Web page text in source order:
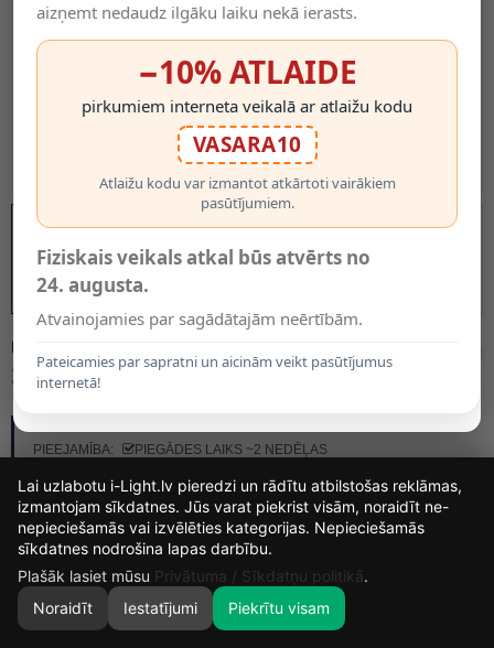
0
MODELIS:
38.55€
PIEEJAMĪBA:
PIEGĀDES LAIKS ~2 NEDĒĻAS
aizņemt nedaudz ilgāku laiku nekā ierasts.
−10% ATLAIDE
pirkumiem interneta veikalā ar atlaižu kodu
VASARA10
Atlaižu kodu var izmantot atkārtoti vairākiem
pasūtījumiem.
Fiziskais veikals atkal būs atvērts no
24. augusta.
Atvainojamies par sagādātajām neērtībām.
Pateicamies par sapratni un aicinām veikt pasūtījumus
internetā!
14
DIENAS
2
STUNDAS
53
MIN.
41
Lai uzlabotu i-Light.lv pieredzi un rādītu atbilstošas reklāmas,
izmantojam sīkdatnes. Jūs varat piekrist visām, noraidīt ne-
nepieciešamās vai izvēlēties kategorijas. Nepieciešamās
sīkdatnes nodrošina lapas darbību.
Plašāk lasiet mūsu Privātuma / Sīkdatņu politikā.
Noraidīt
Iestatījumi Piekrītu visam